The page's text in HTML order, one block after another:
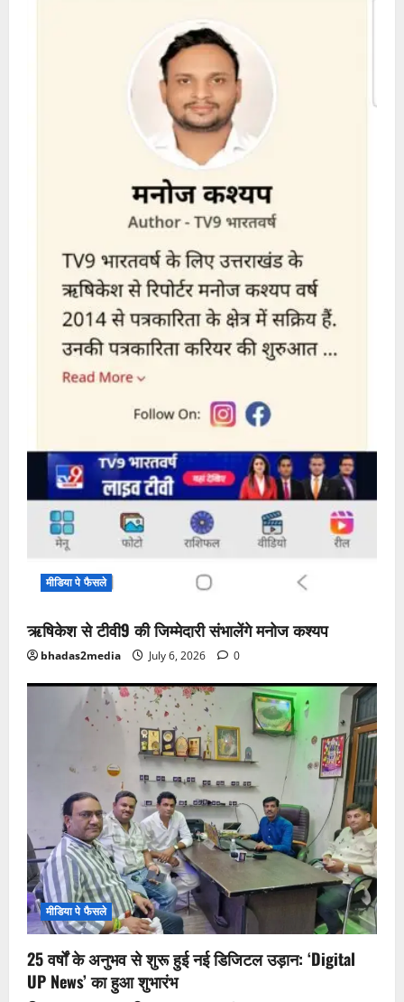
मीडिया पे फैसले
ऋषिकेश से टीवी9 की जिम्मेदारी संभालेंगे मनोज कश्यप
bhadas2media July 6, 2026 0
मीडिया पे फैसले
25 वर्षों के अनुभव से शुरू हुई नई डिजिटल उड़ान: ‘Digital
UP News’ का हुआ शुभारंभ